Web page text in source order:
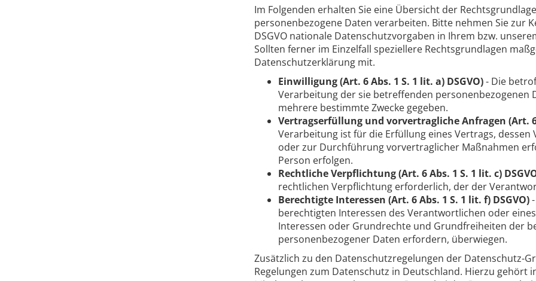
Im Folgenden erhalten Sie eine Übersicht der
personenbezogene Daten verarbeiten. Bitte nehmen Sie zur
DSGVO nationale Datenschutzvorgaben in Ihrem bzw.
Sollten ferner im Einzelfall speziellere Rechtsgrundlagen
Datenschutzerklärung mit.
Einwilligung (Art. 6 Abs. 1 S. 1 lit. a) DSGVO)- Die
Verarbeitung der sie betreffenden personenbezogenen
mehrere bestimmte Zwecke gegeben.
Vertragserfüllung und vorvertragliche Anfragen (Art. 6
Verarbeitung ist für die Erfüllung eines Vertrags,
oder zur Durchführung vorvertraglicher Maßnahmen
Person erfolgen.
Rechtliche Verpflichtung (Art. 6 Abs. 1 S. 1 lit. c)
rechtlichen Verpflichtung erforderlich, der der
Berechtigte Interessen (Art. 6 Abs. 1 S. 1 lit. f) DSGVO)
berechtigten Interessen des Verantwortlichen oder
Interessen oder Grundrechte und Grundfreiheiten der
personenbezogener Daten erfordern, überwiegen.
Zusätzlich zu den Datenschutzregelungen der Datenschutz-
Regelungen zum Datenschutz in Deutschland. Hierzu gehört